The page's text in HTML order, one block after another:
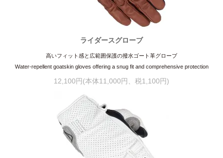
ライダースグローブ
高いフィット感と広範囲保護の撥水ゴート革グローブ
Water-repellent goatskin gloves offering a snug fit and comprehensive protection
12,100円(本体11,000円、税1,100円)